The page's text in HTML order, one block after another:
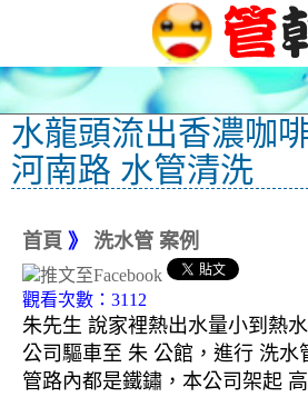
水龍頭流出香濃咖
河南路 水管清洗
首頁 》 洗水管 案例
觀看次數：3112
朱先生 說家裡熱出水量小到熱
公司驅車至 朱 公館，進行 洗水
管路內都是鐵鏽，本公司架起